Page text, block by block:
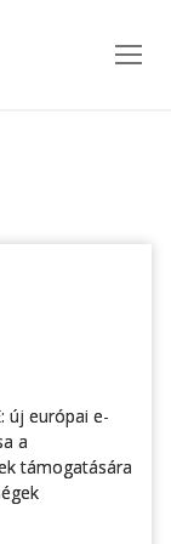
új európai e-
a
támogatására